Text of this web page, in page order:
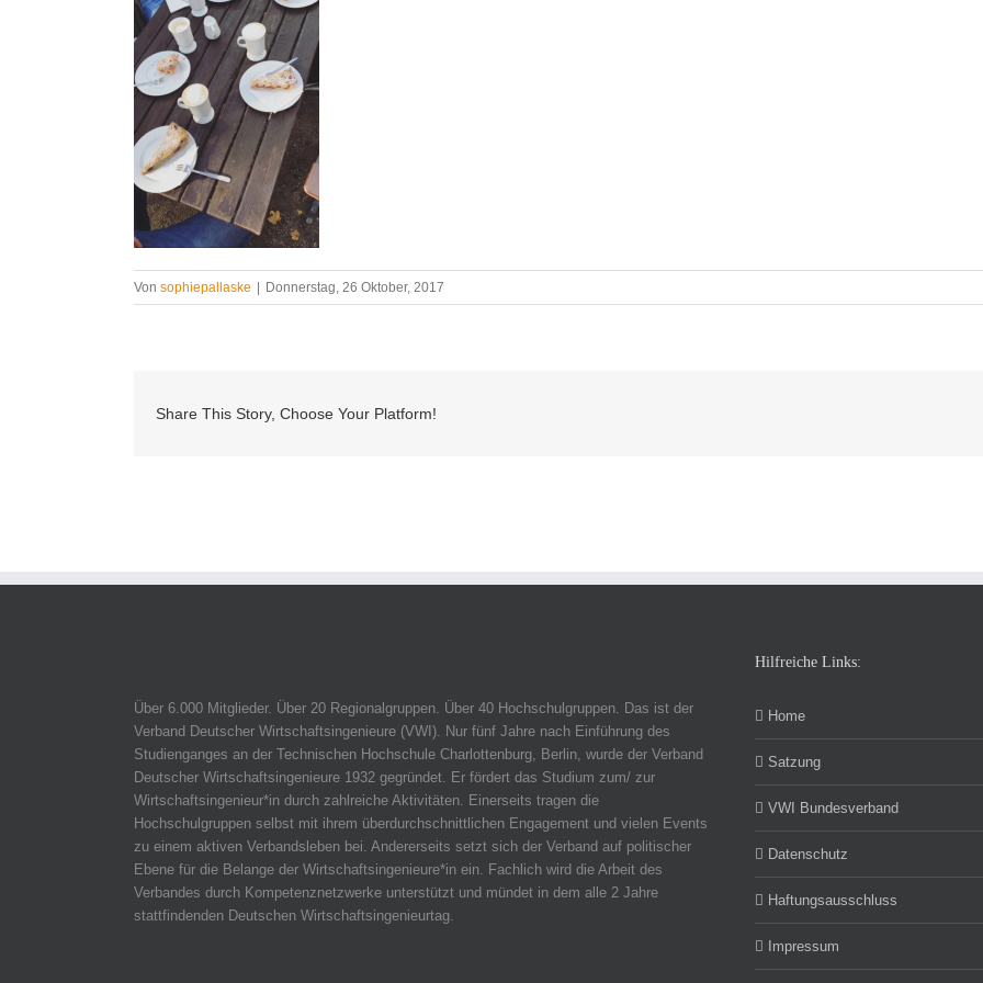
Von sophiepallaske | Donnerstag, 26 Oktober, 2017
Share This Story, Choose Your Platform!
Über 6.000 Mitglieder. Über 20 Regionalgruppen. Über 40 Hochschulgruppen. Das ist der
Verband Deutscher Wirtschaftsingenieure (VWI). Nur fünf Jahre nach Einführung des
Studienganges an der Technischen Hochschule Charlottenburg, Berlin, wurde der Verband
Deutscher Wirtschaftsingenieure 1932 gegründet. Er fördert das Studium zum/ zur
Wirtschaftsingenieur*in durch zahlreiche Aktivitäten. Einerseits tragen die
Hochschulgruppen selbst mit ihrem überdurchschnittlichen Engagement und vielen Events
zu einem aktiven Verbandsleben bei. Andererseits setzt sich der Verband auf politischer
Ebene für die Belange der Wirtschaftsingenieure*in ein. Fachlich wird die Arbeit des
Verbandes durch Kompetenznetzwerke unterstützt und mündet in dem alle 2 Jahre
stattfindenden Deutschen Wirtschaftsingenieurtag.
Hilfreiche Links:
Home
Satzung
VWI Bundesverband
Datenschutz
Haftungsausschluss
Impressum